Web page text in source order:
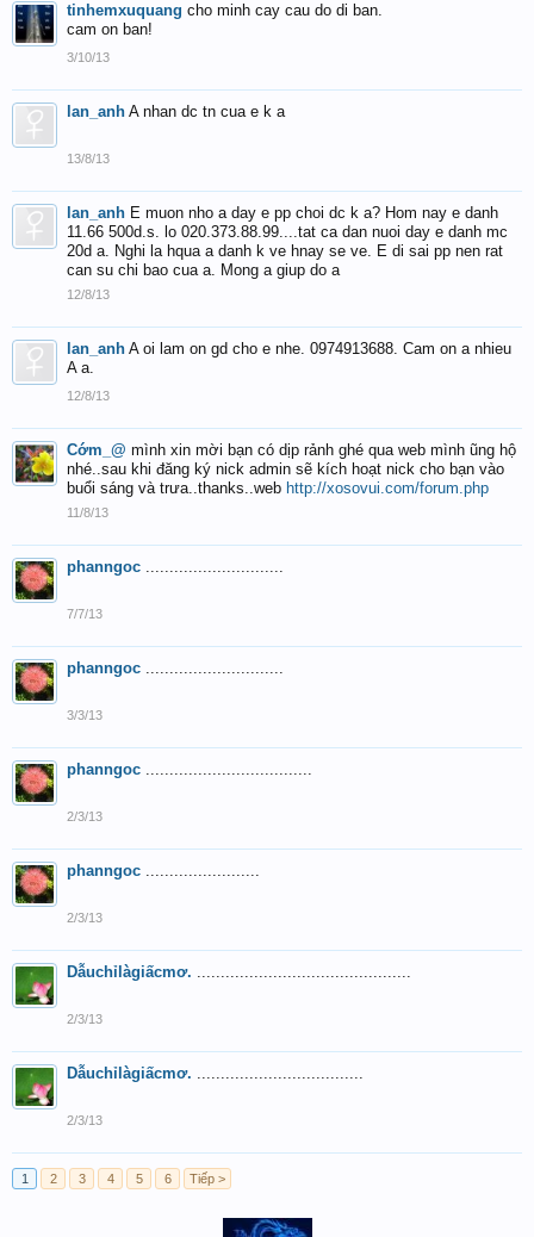
tinhemxuquang cho minh cay cau do di ban.
cam on ban!
3/10/13
lan_anh A nhan dc tn cua e k a
13/8/13
lan_anh E muon nho a day e pp choi dc k a? Hom nay e danh
11.66 500d.s. lo 020.373.88.99....tat ca dan nuoi day e danh mc
20d a. Nghi la hqua a danh k ve hnay se ve. E di sai pp nen rat
can su chi bao cua a. Mong a giup do a
12/8/13
lan_anh A oi lam on gd cho e nhe. 0974913688. Cam on a nhieu
A a.
12/8/13
Cớm_@ mình xin mời bạn có dịp rảnh ghé qua web mình ũng hộ
nhé..sau khi đăng ký nick admin sẽ kích hoạt nick cho bạn vào
buổi sáng và trưa..thanks..web http://xosovui.com/forum.php
11/8/13
phanngoc .............................
7/7/13
phanngoc .............................
3/3/13
phanngoc ...................................
2/3/13
phanngoc ........................
2/3/13
Dẫuchỉlàgiấcmơ. .............................................
2/3/13
Dẫuchỉlàgiấcmơ. ...................................
2/3/13
1 2 3 4 5 6 Tiếp >